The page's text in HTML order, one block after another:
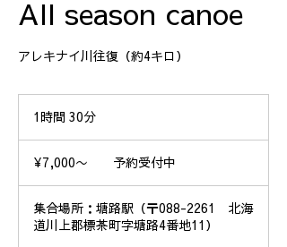
All season canoe
アレキナイ川往復（約4キロ）
1時間 30分
分
受
¥7,000〜 予約受付中
集合場所：塘路駅（〒088-2261 北海
道川上郡標茶町字塘路4番地11）